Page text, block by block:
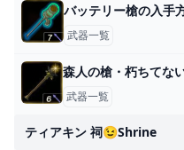
バッテリー槍の入手
武器一覧
森人の槍・朽ちてな
武器一覧
ティアキン 祠😉shrine